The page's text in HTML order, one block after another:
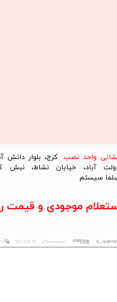
تمام حقوق این سایت متعلق به
واحد نصب: کرج، بلوار دانش
سیستم​​​​​​​
موجودی و قیمت